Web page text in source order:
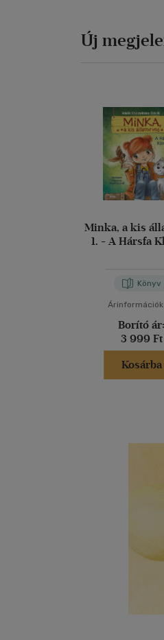
Új
Minka, a kis
1. - A Hársfa
Könyv
Árinformációk
Borító ár:
3 999 Ft
Kosárba